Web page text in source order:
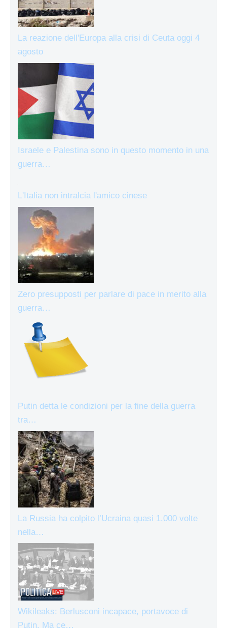
La reazione dell'Europa alla crisi di Ceuta oggi 4
agosto
Israele e Palestina sono in questo momento in una
guerra…
L'Italia non intralcia l'amico cinese
Zero presupposti per parlare di pace in merito alla
guerra…
Putin detta le condizioni per la fine della guerra
tra…
La Russia ha colpito l’Ucraina quasi 1.000 volte
nella…
Wikileaks: Berlusconi incapace, portavoce di
Putin. Ma ce…